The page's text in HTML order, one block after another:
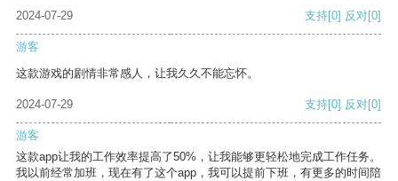
2024-07-29 支持[0] 反对[0]
游客
这款游戏的剧情非常感人，让我久久不能忘怀。
2024-07-29 支持[0] 反对[0]
游客
这款app让我的工作效率提高了50%，让我能够更轻松地完成工作任务。
我以前经常加班，现在有了这个app，我可以提前下班，有更多的时间陪